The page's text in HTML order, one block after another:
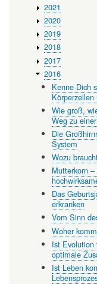
2021
2020
2019
2018
2017
2016
Kenne Dich
Wie groß,
Weg zu
Die
System
Wozu
Mutterkorn
Das
erkranken
Vom Sinn
Woher
Ist Evolution
optimale
Ist Leben